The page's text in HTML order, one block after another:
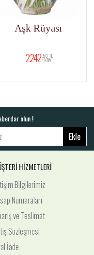
Aşk Rüyası
2.242,50 TL
+KDV
olun !
Ekle
HİZMETLERİ
Bilgilerimiz
Numaraları
ve Teslimat
Sözleşmesi
İade